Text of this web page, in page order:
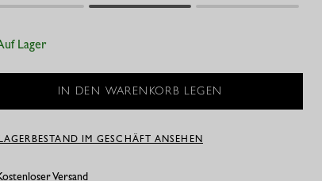
Lager
IM GESCHÄFT ANSEHEN
Versand